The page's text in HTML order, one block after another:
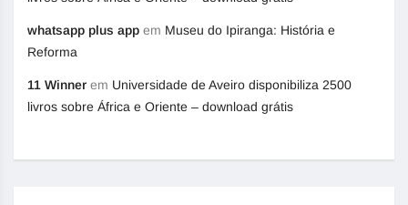
whatsapp plus app em Museu do Ipiranga: História e
Reforma
11 Winner em Universidade de Aveiro disponibiliza 2500
livros sobre África e Oriente – download grátis